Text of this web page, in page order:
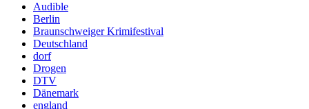
Audible
Berlin
Braunschweiger Krimifestival
Deutschland
dorf
Drogen
DTV
Dänemark
england